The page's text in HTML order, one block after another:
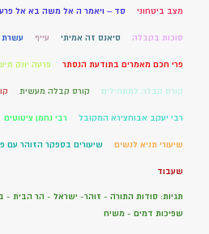
מצב ביטחוני סד – ויאמר ה אל משה בא אל
סוכות בקבלה סיאנס זה אמיתי עייף עשרת
פרי חכם מאמרים בתודעת הנסתר פרעה יונק
קורס קבלה למתחילים קורס קבלה מעשית
רבי יעקב אבוחצירא המקובל רבי נחמן ציטוטים
שיעורי תניא לנשים שיעורים בספקר הזוהר עם
שעבוד
תגיות: סודות התורה - זוהר- ישראל - הר הבית
שפיכות דמים - משיח